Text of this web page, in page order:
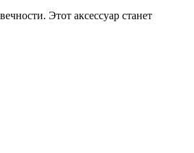
Этот аксессуар станет